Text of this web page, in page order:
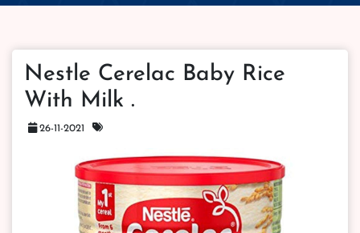
Nestle Cerelac Baby Rice
With Milk .
26-11-2021